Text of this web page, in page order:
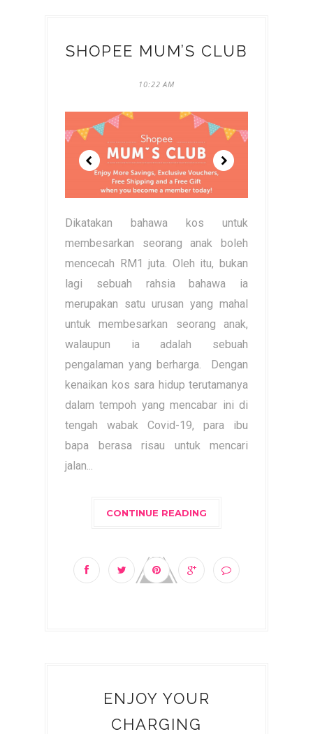
SHOPEE MUM’S CLUB
10:22 AM
Dikatakan bahawa kos untuk
membesarkan seorang anak boleh
mencecah RM1 juta. Oleh itu, bukan
lagi sebuah rahsia bahawa ia
merupakan satu urusan yang mahal
untuk membesarkan seorang anak,
walaupun ia adalah sebuah
pengalaman yang berharga. Dengan
kenaikan kos sara hidup terutamanya
dalam tempoh yang mencabar ini di
tengah wabak Covid-19, para ibu
bapa berasa risau untuk mencari
jalan...
CONTINUE READING
ENJOY YOUR
CHARGING